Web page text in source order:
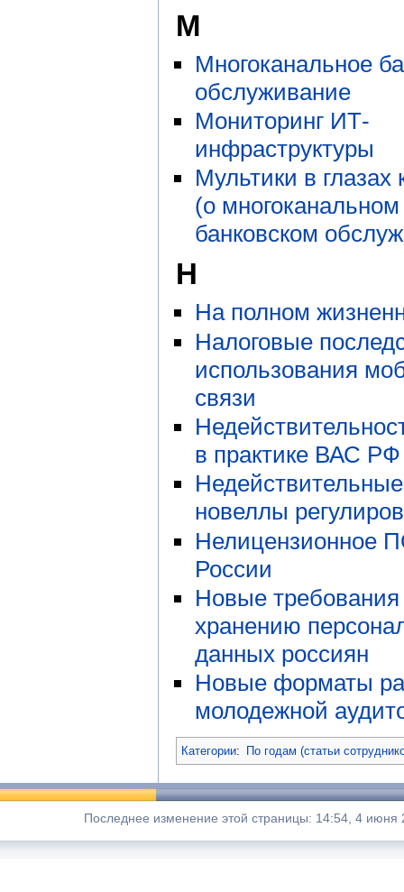
М
Многоканальное
обслуживание
Мониторинг ИТ-
инфраструктуры
Мультики в глазах
(о многоканальном
банковском
Н
На полном
Налоговые
использования
связи
в практике ВАС РФ
новеллы
Нелицензионное
России
Новые требования
хранению
данных россиян
Новые форматы
молодежной
Категории: По годам (статьи
Последнее изменение этой страницы: 14:54, 4 июня